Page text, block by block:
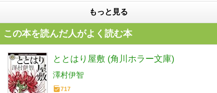
もっと見る
この本を読んだ人がよく読む本
ととはり屋敷 (角川ホラー文庫)
澤村伊智
717